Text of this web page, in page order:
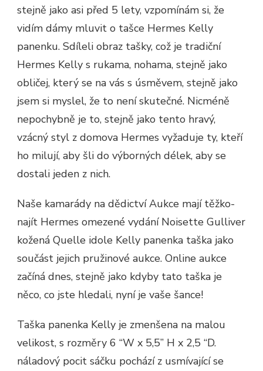
DOLL
stejně jako asi před 5 lety, vzpomínám si, že
vidím dámy mluvit o tašce Hermes Kelly
panenku. Sdíleli obraz tašky, což je tradiční
Hermes Kelly s rukama, nohama, stejně jako
obličej, který se na vás s úsměvem, stejně jako
jsem si myslel, že to není skutečné. Nicméně
nepochybně je to, stejně jako tento hravý,
vzácný styl z domova Hermes vyžaduje ty, kteří
ho milují, aby šli do výborných délek, aby se
dostali jeden z nich.
Naše kamarády na dědictví Aukce mají těžko-
najít Hermes omezené vydání Noisette Gulliver
kožená Quelle idole Kelly panenka taška jako
součást jejich pružinové aukce. Online aukce
začíná dnes, stejně jako kdyby tato taška je
něco, co jste hledali, nyní je vaše šance!
Taška panenka Kelly je zmenšena na malou
velikost, s rozměry 6 “W x 5,5” H x 2,5 “D.
náladový pocit sáčku pochází z usmívající se